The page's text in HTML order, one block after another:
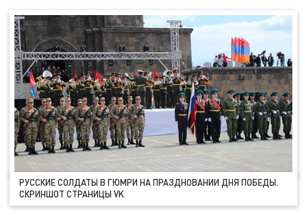
РУССКИЕ СОЛДАТЫ В ГЮМРИ НА ПРАЗДНОВАНИИ ДНЯ ПОБЕДЫ.
СКРИНШОТ СТРАНИЦЫ VK